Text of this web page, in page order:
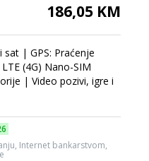
186,05 KM
sat | GPS: Praćenje
(4G) Nano-SIM
| Video pozivi, igre i
Internet bankarstvom,